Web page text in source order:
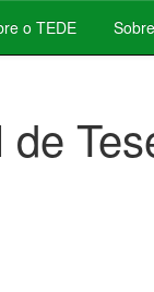
o TEDE